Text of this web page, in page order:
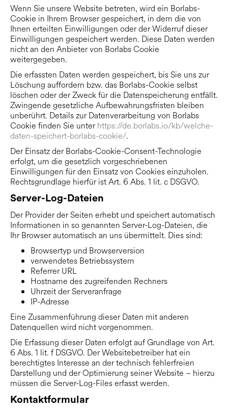
Wenn Sie unsere Website betreten, wird ein Borlabs-
Cookie in Ihrem Browser gespeichert, in dem die von
Ihnen erteilten Einwilligungen oder der Widerruf dieser
Einwilligungen gespeichert werden. Diese Daten werden
nicht an den Anbieter von Borlabs Cookie
weitergegeben.
Die erfassten Daten werden gespeichert, bis Sie uns zur
Löschung auffordern bzw. das Borlabs-Cookie selbst
löschen oder der Zweck für die Datenspeicherung entfällt.
Zwingende gesetzliche Aufbewahrungsfristen bleiben
unberührt. Details zur Datenverarbeitung von Borlabs
Cookie finden Sie unterhttps://de.borlabs.io/kb/welche-
daten-speichert-borlabs-cookie/.
Der Einsatz der Borlabs-Cookie-Consent-Technologie
erfolgt, um die gesetzlich vorgeschriebenen
Einwilligungen für den Einsatz von Cookies einzuholen.
Rechtsgrundlage hierfür ist Art. 6 Abs. 1 lit. c DSGVO.
Server-Log-Dateien
Der Provider der Seiten erhebt und speichert automatisch
Informationen in so genannten Server-Log-Dateien, die
Ihr Browser automatisch an uns übermittelt. Dies sind:
Browsertyp und Browserversion
verwendetes Betriebssystem
Referrer URL
Hostname des zugreifenden Rechners
Uhrzeit der Serveranfrage
IP-Adresse
Eine Zusammenführung dieser Daten mit anderen
Datenquellen wird nicht vorgenommen.
Die Erfassung dieser Daten erfolgt auf Grundlage von Art.
6 Abs. 1 lit. f DSGVO. Der Websitebetreiber hat ein
berechtigtes Interesse an der technisch fehlerfreien
Darstellung und der Optimierung seiner Website – hierzu
müssen die Server-Log-Files erfasst werden.
Kontaktformular